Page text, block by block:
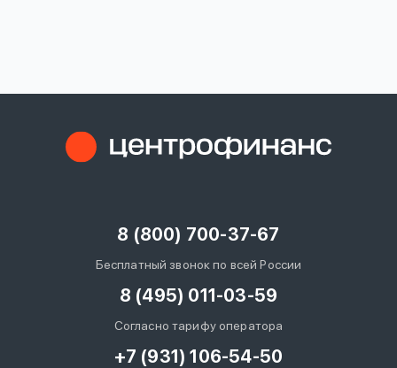
8 (800) 700-37-67
Бесплатный звонок по всей России
8 (495) 011-03-59
Согласно тарифу оператора
+7 (931) 106-54-50
Войти под другим номером